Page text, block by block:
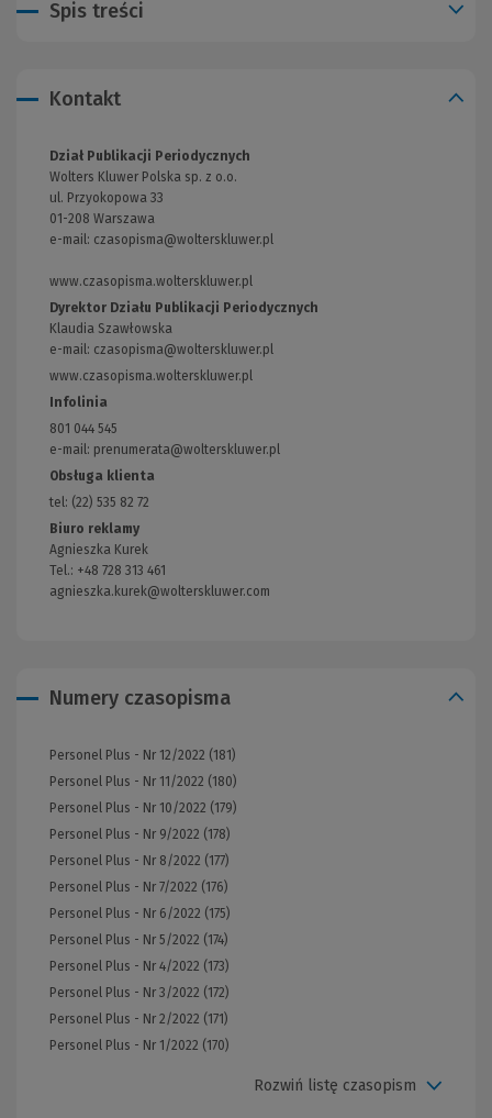
Spis treści
Kontakt
Dział Publikacji Periodycznych
Wolters Kluwer Polska sp. z o.o.
ul. Przyokopowa 33
01-208 Warszawa
e-mail: czasopisma@wolterskluwer.pl
www.czasopisma.wolterskluwer.pl
do
strony)
Dyrektor Działu Publikacji Periodycznych
Klaudia Szawłowska
e-mail: czasopisma@wolterskluwer.pl
www.czasopisma.wolterskluwer.pl
Infolinia
801 044 545
e-mail: prenumerata@wolterskluwer.pl
Obsługa klienta
tel: (22) 535 82 72
Biuro reklamy
Agnieszka Kurek
Tel.: +48 728 313 461
agnieszka.kurek@wolterskluwer.com
Numery czasopisma
Personel Plus - Nr 12/2022 (181)
Personel Plus - Nr 11/2022 (180)
Personel Plus - Nr 10/2022 (179)
Personel Plus - Nr 9/2022 (178)
Personel Plus - Nr 8/2022 (177)
Personel Plus - Nr 7/2022 (176)
Personel Plus - Nr 6/2022 (175)
Personel Plus - Nr 5/2022 (174)
Personel Plus - Nr 4/2022 (173)
Personel Plus - Nr 3/2022 (172)
Personel Plus - Nr 2/2022 (171)
Personel Plus - Nr 1/2022 (170)
Rozwiń listę czasopism